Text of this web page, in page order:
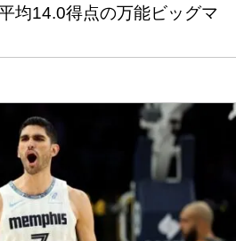
均14.0得点の万能ビッグマ